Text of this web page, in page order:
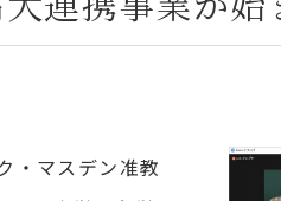
・マスデン准教